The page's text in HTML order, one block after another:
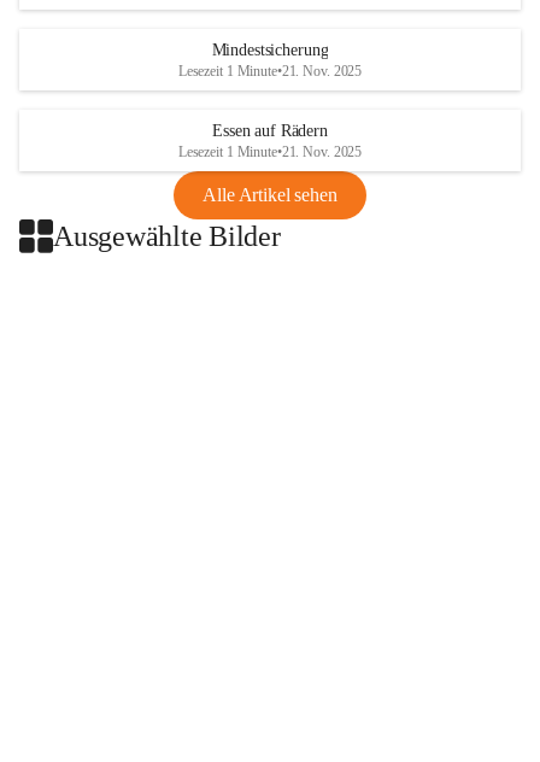
Mindestsicherung
Lesezeit 1 Minute•21. Nov. 2025
Essen auf Rädern
Lesezeit 1 Minute•21. Nov. 2025
Alle Artikel sehen
Ausgewählte Bilder